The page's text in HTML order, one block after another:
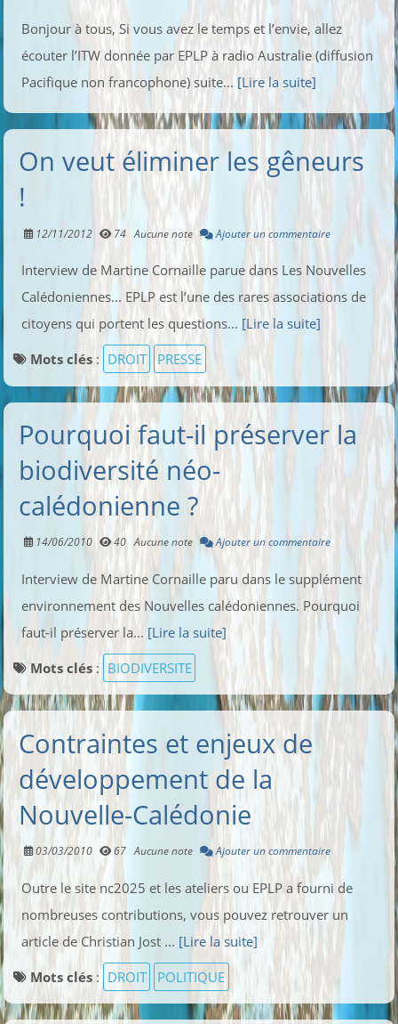
Bonjour à tous, Si vous avez le temps et l’envie, allez
écouter l’ITW donnée par EPLP à radio Australie (diffusion
Pacifique non francophone) suite... [Lire la suite]
On veut éliminer les gêneurs
!
12/11/2012 74 Aucune note Ajouter un commentaire
Interview de Martine Cornaille parue dans Les Nouvelles
Calédoniennes... EPLP est l’une des rares associations de
citoyens qui portent les questions... [Lire la suite]
Mots clés : DROIT PRESSE
Pourquoi faut-il préserver la
biodiversité néo-
calédonienne ?
14/06/2010 40 Aucune note Ajouter un commentaire
Interview de Martine Cornaille paru dans le supplément
environnement des Nouvelles calédoniennes. Pourquoi
faut-il préserver la... [Lire la suite]
Mots clés : BIODIVERSITE
Contraintes et enjeux de
développement de la
Nouvelle-Calédonie
03/03/2010 67 Aucune note Ajouter un commentaire
Outre le site nc2025 et les ateliers ou EPLP a fourni de
nombreuses contributions, vous pouvez retrouver un
article de Christian Jost ... [Lire la suite]
Mots clés : DROIT POLITIQUE